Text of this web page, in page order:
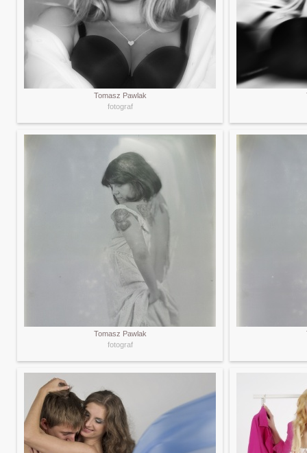
Tomasz Pawlak
fotograf
Tomasz Pawlak
fotograf